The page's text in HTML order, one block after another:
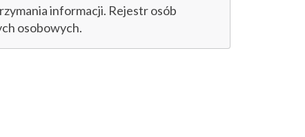
informacji. Rejestr osób
osobowych.